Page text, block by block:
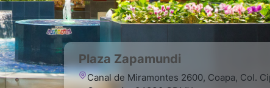
Plaza Zapamundi
Canal de Miramontes 2600, Coapa, Col.